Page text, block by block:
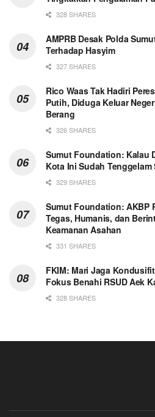
328 SHARES
AMPRB Desak Polda
Terhadap Hasyim
327 SHARES
Rico Waas Tak Hadiri
Putih, Diduga Keluar
Berang
326 SHARES
Sumut Foundation: Kalau
Kota Ini Sudah Tenggelam
329 SHARES
Sumut Foundation: AKBP
Tegas, Humanis, dan
Keamanan Asahan
331 SHARES
FKIM: Mari Jaga
Fokus Benahi RSUD Aek
328 SHARES